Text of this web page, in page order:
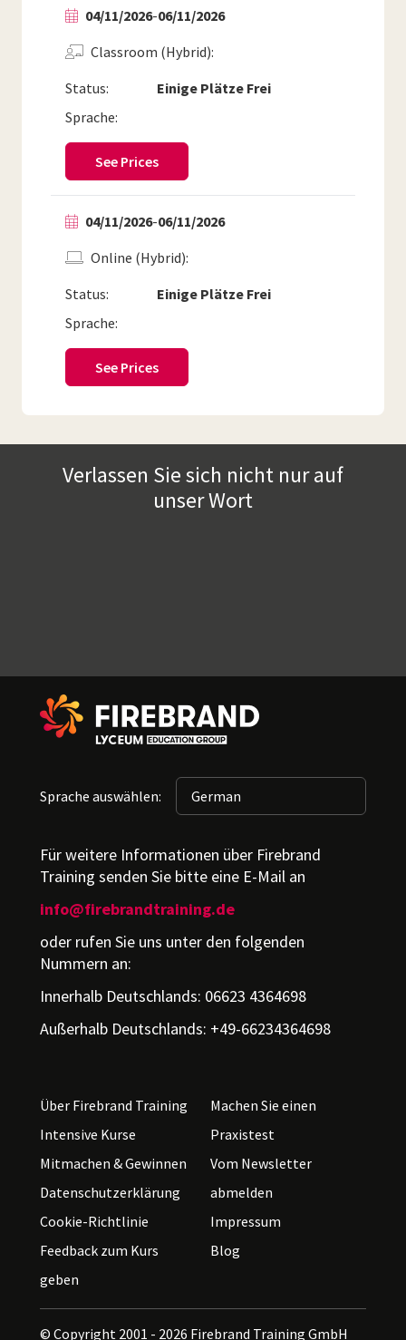
04/11/2026-06/11/2026
Status: Einige Plätze Frei
Classroom (Hybrid)
Sprache:
See Prices
04/11/2026-06/11/2026
Status: Einige Plätze Frei
Online (Hybrid)
Sprache:
See Prices
Verlassen Sie sich nicht nur auf
unser Wort
Sprache auswählen:
Für weitere Informationen über Firebrand
Training senden Sie bitte eine E-Mail an
info@firebrandtraining.de
oder rufen Sie uns unter den folgenden
Nummern an:
Innerhalb Deutschlands: 06623 4364698
Außerhalb Deutschlands: +49-66234364698
Über Firebrand Training
Intensive Kurse
Mitmachen & Gewinnen
Datenschutzerklärung
Cookie-Richtlinie
Feedback zum Kurs
geben
Machen Sie einen
Praxistest
Vom Newsletter
abmelden
Impressum
Blog
© Copyright 2001 - 2026 Firebrand Training GmbH